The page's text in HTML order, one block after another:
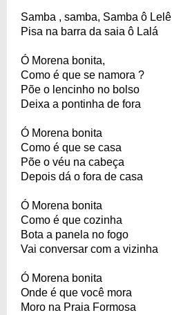
Samba , samba, Samba ô Lelê
Pisa na barra da saia ô Lalá
Ó Morena bonita,
Como é que se namora ?
Põe o lencinho no bolso
Deixa a pontinha de fora
Ó Morena bonita
Como é que se casa
Põe o véu na cabeça
Depois dá o fora de casa
Ó Morena bonita
Como é que cozinha
Bota a panela no fogo
Vai conversar com a vizinha
Ó Morena bonita
Onde é que você mora
Moro na Praia Formosa